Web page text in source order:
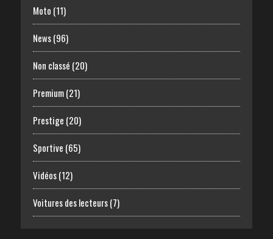
Moto (11)
News(96)
Non classé (20)
Premium(21)
Prestige (20)
Sportive (65)
Vidéos(12)
Voitures des lecteurs(7)